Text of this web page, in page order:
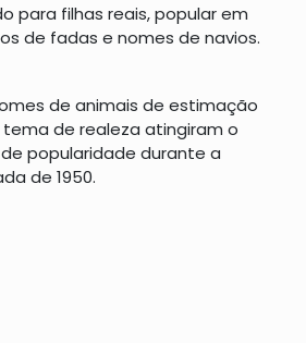
para filhas reais, popular em
de fadas e nomes de navios.
de animais de estimação
de realeza atingiram o
popularidade durante a
de 1950.